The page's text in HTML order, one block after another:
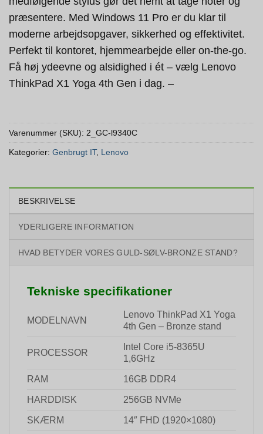
præsentere. Med Windows 11 Pro er du klar til
moderne arbejdsopgaver, sikkerhed og effektivitet.
Perfekt til kontoret, hjemmearbejde eller on-the-go.
Få høj ydeevne og alsidighed i ét – vælg Lenovo
ThinkPad X1 Yoga 4th Gen i dag. –
Varenummer (SKU): 2_GC-l9340C
Kategorier: Genbrugt IT, Lenovo
BESKRIVELSE
YDERLIGERE INFORMATION
HVAD BETYDER VORES GULD-SØLV-BRONZE STAND?
Tekniske specifikationer
MODELNAVN
Lenovo ThinkPad X1 Yoga
4th Gen – Bronze stand
PROCESSOR
Intel Core i5-8365U
1,6GHz
RAM 16GB DDR4
HARDDISK 256GB NVMe
SKÆRM 14″ FHD (1920×1080)